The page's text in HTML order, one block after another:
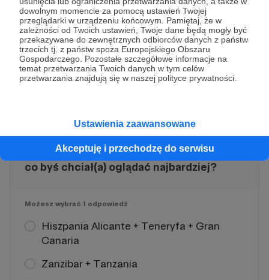
dowolnym momencie za pomocą ustawień Twojej
przeglądarki w urządzeniu końcowym. Pamiętaj, że w
zależności od Twoich ustawień, Twoje dane będą mogły być
przekazywane do zewnętrznych odbiorców danych z państw
trzecich tj. z państw spoza Europejskiego Obszaru
Gospodarczego. Pozostałe szczegółowe informacje na
temat przetwarzania Twoich danych w tym celów
przetwarzania znajdują się w naszej polityce prywatności.
Ustawienia zaawansowane
Akceptuję i przechodzę do serwisu
Do zobaczenia na kanale youtube i na
naszych blogach. Cześć!
Który plan wakacyjny brzmi najciekawiej -
co byś chciał(a) oglądać najbardziej?
Możesz wybrać 1 odpowiedź
Hiszpania Alicante + Teneryfa + Gran
Canaria
Zanzibar + Tanzania